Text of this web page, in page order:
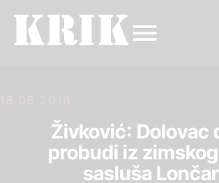
18.06.2018.
Živković: Dolovac
probudi iz
sasluša